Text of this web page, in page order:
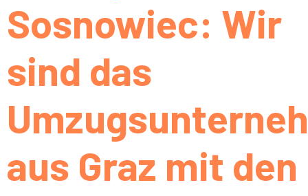
Sosnowiec: Wir
sind das
aus Graz mit den